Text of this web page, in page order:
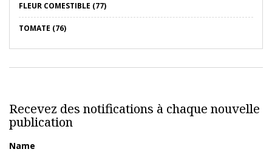
FLEUR COMESTIBLE (77)
TOMATE (76)
Recevez des notifications à chaque nouvelle
publication
Name